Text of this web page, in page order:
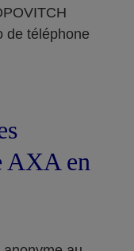
de téléphone
AXA en